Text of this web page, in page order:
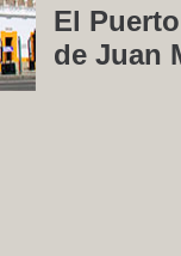
El
de Juan